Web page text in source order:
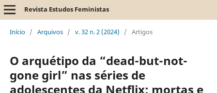
Revista Estudos Feministas
Início / Arquivos / v. 32 n. 2 (2024) / Artigos
O arquétipo da “dead-but-not-
gone girl” nas séries de
adolescentes da Netflix: mortas e